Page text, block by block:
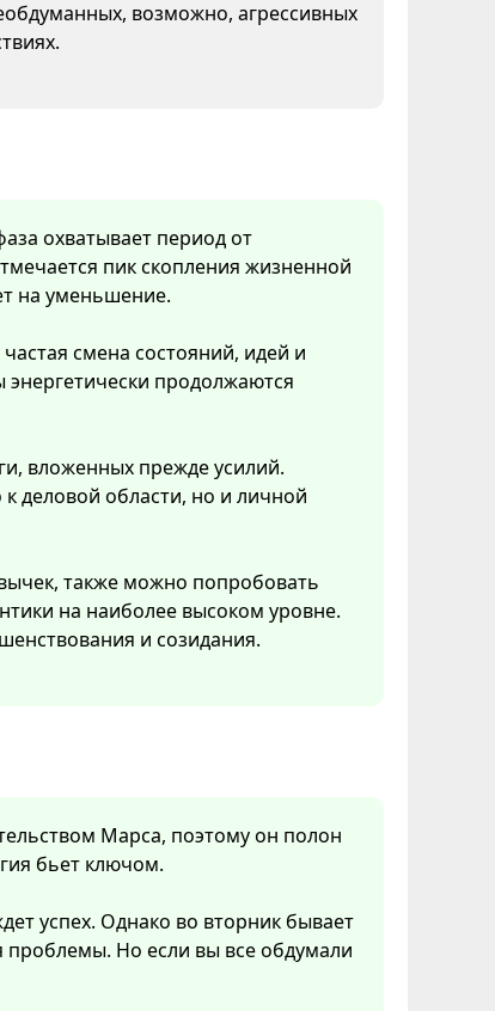
возможно, агрессивных
охватывает период от
пик скопления жизненной
на уменьшение.
смена состояний, идей и
продолжаются
вложенных прежде усилий.
деловой области, но и личной
также можно попробовать
на наиболее высоком уровне.
и созидания.
Марса, поэтому он полон
бьет ключом.
успех. Однако во вторник бывает
Но если вы все обдумали